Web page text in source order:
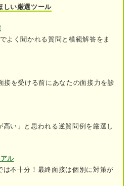
しい厳選ツール
よく聞かれる質問と模範解答をま
接を受ける前にあなたの面接力を診
高い」と思われる逆質問例を厳選し
ル
は不十分！最終面接は個別に対策が